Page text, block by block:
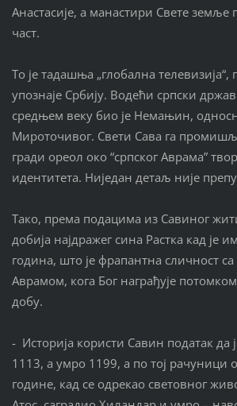
Анастасије, а манастири Свете земље
част.
То је тадашња „глобална телевизија“,
упознаје Србију. Водећи српски
средњем веку био је Немањин,
Мироточивог. Свети Сава га
гради ореол око “српског Аврама”
идентитета. Ниједан детаљ није
Тако, према подацима из Савиног
добија најдражег сина Растка кад је
година, што је фрапантна сличност
Аврамом, кога Бог награђује
добу.
- Историја користи Савин податак да
1113, а умро 1199, а по тој рачуници
године, кад се одрекао световног